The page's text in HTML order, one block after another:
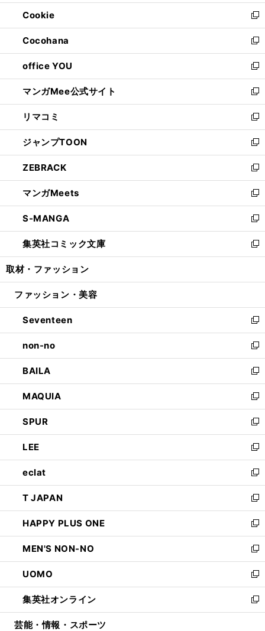
開
く
ウ
で
開
く
ン
ド
ウ
で
開
く
ウ
ィ
ン
ド
ウ
で
開
く
Cookie
新
し
い
ウ
ィ
ン
ド
ウ
で
開
く
Cocohana
新
し
い
ウ
ィ
ン
ド
ウ
で
開
く
office YOU
新
し
い
ウ
ィ
ン
ド
ウ
で
開
く
マンガMee公式サイト
新
し
い
ウ
ィ
ン
ド
ウ
で
開
く
リマコミ
新
し
い
ウ
ィ
ン
ド
ウ
で
開
く
ジャンプTOON
新
し
い
ウ
ィ
ン
ド
ウ
で
開
ZEBRACK
新
し
い
ウ
ィ
ン
ド
ウ
開
マンガMeets
新
し
い
ウ
ィ
ン
ウ
開
く
S-MANGA
新
し
い
ウ
ン
ウ
で
開
く
集英社コミック文庫
新
し
ウ
ン
ド
ウ
で
開
く
取材・ファッション
ファッション・美容
Seventeen
新
し
い
ウ
ィ
ン
ド
ウ
で
開
く
non-no
新
し
い
ウ
ィ
ン
ド
ウ
で
開
く
BAILA
新
し
い
ウ
ィ
ン
ド
ウ
で
開
く
MAQUIA
新
し
い
ウ
ィ
ン
ド
ウ
で
開
く
SPUR
新
し
い
ウ
ィ
ン
ド
ウ
で
開
く
LEE
新
し
い
ウ
ィ
ン
ド
ウ
で
開
く
eclat
新
し
い
ウ
ィ
ン
ド
ウ
で
開
く
T JAPAN
新
し
い
ウ
ィ
ン
ド
ウ
で
開
HAPPY PLUS ONE
新
し
い
ウ
ィ
ン
ド
ウ
MEN'S NON-NO
新
し
い
ウ
ィ
ン
UOMO
新
し
い
ウ
集英社オンライン
新
し
芸能・情報・スポーツ